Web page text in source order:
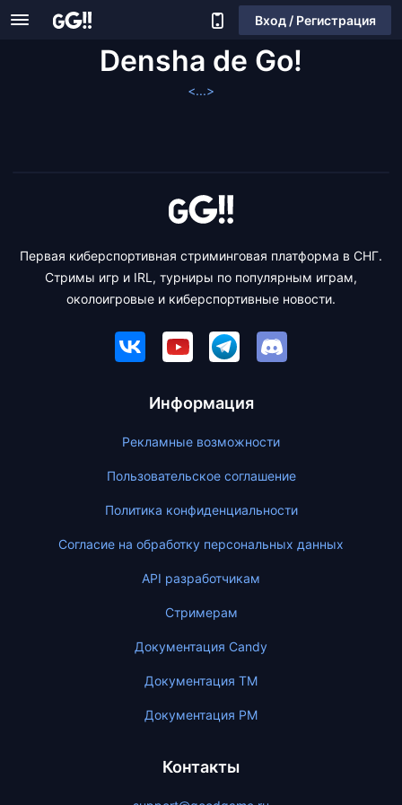
Вход / Регистрация
Densha de Go!
<...>
Первая киберспортивная стриминговая платформа в СНГ.
Стримы игр и IRL, турниры по популярным играм,
околоигровые и киберспортивные новости.
Информация
Рекламные возможности
Пользовательское соглашение
Политика конфиденциальности
Согласие на обработку персональных данных
API разработчикам
Стримерам
Документация Candy
Документация ТМ
Документация PM
Контакты